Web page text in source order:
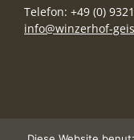
Telefon: +49 (0)
info@winzerhof-